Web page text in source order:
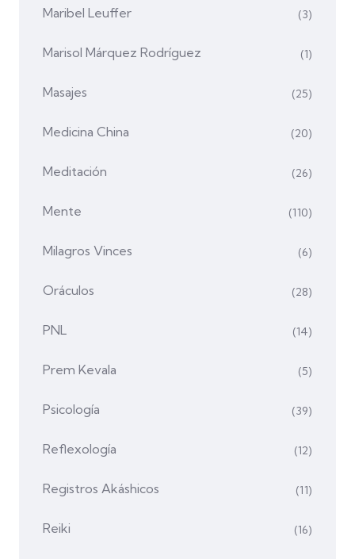
Maribel Leuffer (3)
Marisol Márquez Rodríguez (1)
Masajes (25)
Medicina China (20)
Meditación (26)
Mente (110)
Milagros Vinces (6)
Oráculos (28)
PNL (14)
Prem Kevala (5)
Psicología (39)
Reflexología (12)
Registros Akáshicos (11)
Reiki (16)